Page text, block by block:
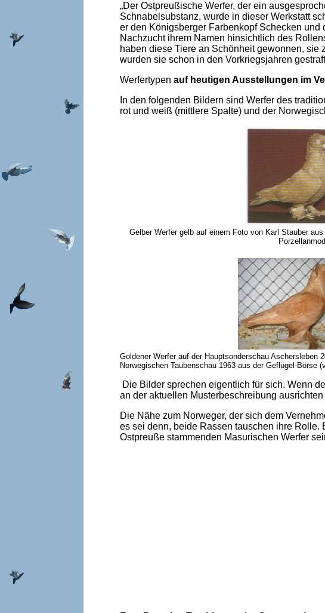
„Der Ostpreußische Werfer, der ein
Schnabelsubstanz, wurde in dieser Werkstatt
er den Königsberger Farbenkopf Schecken
Nachzucht ihrem Namen hinsichtlich des
haben diese Tiere an Schönheit gewonnen,
wurden sie schon in den Vorkriegsjahren
Werfertypen auf heutigen Ausstellungen im
In den folgenden Bildern sind Werfer des
rot und weiß (mittlere Spalte) und der
Gelber Werfer gelb auf einem Foto von Karl Stauber
Goldener Werfer auf der Hauptsonderschau Aschersleben
Norwegischen Taubenschau 1963 aus der Geflügel-Börse
Die Bilder sprechen eigentlich für sich. Wenn
an der aktuellen Musterbeschreibung
Die Nähe zum Norweger, der sich dem
es sei denn, beide Rassen tauschen ihre
Ostpreuße stammenden Masurischen Werfer